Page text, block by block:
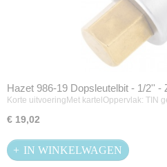
Hazet 986-19 Dopsleutelbit - 1/2'' -
Korte uitvoeringMet kartelOppervlak: TIN
€ 19,02
IN WINKELWAGEN